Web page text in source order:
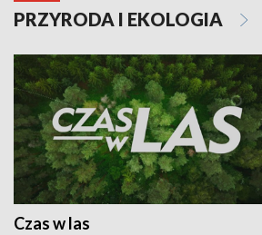
PRZYRODA I EKOLOGIA
Czas w las